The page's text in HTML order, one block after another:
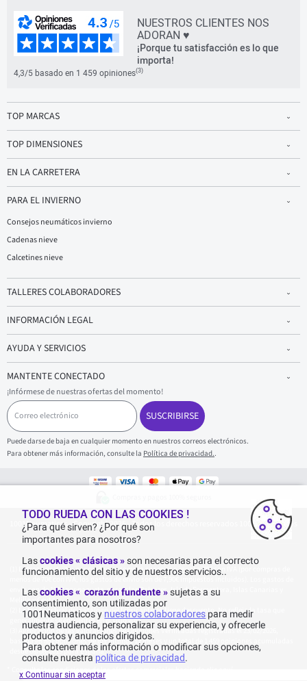
NUESTROS CLIENTES NOS
ADORAN ♥
¡Porque tu satisfacción es lo que
importa!
4,3/5 basado en 1 459 opiniones(3)
TOP MARCAS
TOP DIMENSIONES
EN LA CARRETERA
PARA EL INVIERNO
Consejos neumáticos invierno
Cadenas nieve
Calcetines nieve
TALLERES COLABORADORES
INFORMACIÓN LEGAL
AYUDA Y SERVICIOS
MANTENTE CONECTADO
¡Infórmese de nuestras ofertas del momento!
C
o
r
r
e
o
l
SUSCRIBIRSE
Puede darse de baja en cualquier momento en nuestros correos electrónicos.
Para obtener más información, consulte la Política de privacidad..
1001Neumaticos - Copyright 2025 - Todos los derechos reservados 1001Neumaticos
Entrega gratuita: por cualquier compra superior o igual a 70€ con IVA (por compras de
menos de 70€ con IVA, los gastos de envío son de 7,90€ impuestos incluidos). Los gastos de
envío son de 120€ por paquete, para Islas Baleares, Isla de Formentera, Islas Canarias y
Melilla y Ceuta.
La tarifa actual del catálogo del fabricante no tiene descuento. No refleja la tasa que
generalmente se encuentra en el sitio web.
Agregación de las valoraciones de Opiniones Verificadas registradas el 23/02/2026,
basada en 861 opiniones de los últimos 12 meses y un total de 1 459 opiniones acumuladas
desde 06/08/2015 para España.
* Consulte las condiciones de las ofertas comerciales haciendo
TODO RUEDA CON LAS COOKIES !
¿Para qué sirven? ¿Por qué son
importantes para nosotros?
Lascookies « clásicas »son necesarias para el correcto
funcionamiento del sitio y de nuestros servicios..
Lascookies « corazón fundente » sujetas a su
consentimiento, son utilizadas por
1001Neumaticos y nuestros colaboradores para medir
nuestra audiencia, personalizar su experiencia, y ofrecerle
productos y anuncios dirigidos.
Para obtener más información o modificar sus opciones,
consulte nuestra política de privacidad.
x Continuar sin aceptar